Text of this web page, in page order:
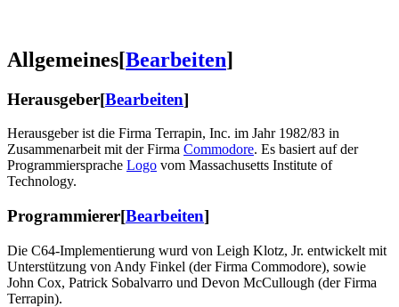
Allgemeines[Bearbeiten]
Herausgeber[Bearbeiten]
Herausgeber ist die Firma Terrapin, Inc. im Jahr 1982/83 in
Zusammenarbeit mit der Firma Commodore. Es basiert auf der
Programmiersprache Logo vom Massachusetts Institute of
Technology.
Programmierer[Bearbeiten]
Die C64-Implementierung wurd von Leigh Klotz, Jr. entwickelt mit
Unterstützung von Andy Finkel (der Firma Commodore), sowie
John Cox, Patrick Sobalvarro und Devon McCullough (der Firma
Terrapin).